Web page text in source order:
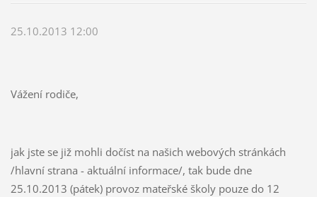
25.10.2013 12:00
Vážení rodiče,
jak jste se již mohli dočíst na našich webových stránkách
/hlavní strana - aktuální informace/, tak bude dne
25.10.2013 (pátek) provoz mateřské školy pouze do 12